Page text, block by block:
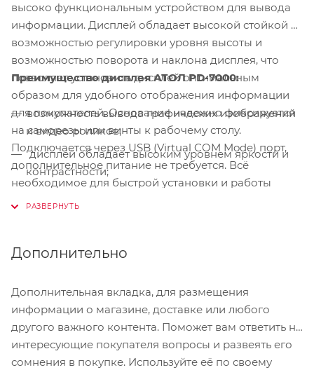
высоко функциональным устройством для вывода
информации. Дисплей обладает высокой стойкой с
возможностью регулировки уровня высоты и
возможностью поворота и наклона дисплея, что
позволяет установить дисплей оптимальным
образом для удобного отображения информации
для покупателей. Основание надежно фиксируется
на саморезы или винты к рабочему столу.
Подключается через USB (Virtual COM Mode) порт,
дополнительное питание не требуется. Всё
необходимое для быстрой установки и работы
дисплея входит в комплект поставки
Преимущество дисплея АТОЛ PD-7000:
возможность вывода графических изображений
и видео роликов;
дисплей обладает высоким уровнем яркости и
контрастности;
информации;
рабочем месте кассира;
и без дополнительного питания.
Дополнительно
Дополнительная вкладка, для размещения
информации о магазине, доставке или любого
другого важного контента. Поможет вам ответить на
интересующие покупателя вопросы и развеять его
сомнения в покупке. Используйте её по своему